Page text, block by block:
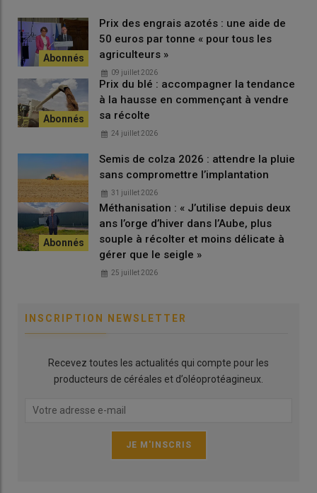
Prix des engrais azotés : une aide de
50 euros par tonne « pour tous les
agriculteurs »
09 juillet 2026
Prix du blé : accompagner la tendance
à la hausse en commençant à vendre
sa récolte
24 juillet 2026
Semis de colza 2026 : attendre la pluie
sans compromettre l’implantation
31 juillet 2026
Méthanisation : « J’utilise depuis deux
ans l’orge d’hiver dans l’Aube, plus
souple à récolter et moins délicate à
gérer que le seigle »
25 juillet 2026
INSCRIPTION NEWSLETTER
Recevez toutes les actualités qui compte pour les
producteurs de céréales et d’oléoprotéagineux.